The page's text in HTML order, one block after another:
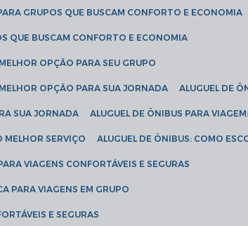
GRUPOS QUE BUSCAM CONFORTO E ECONOMIA
QUE BUSCAM CONFORTO E ECONOMIA
OPÇÃO PARA SEU GRUPO
OPÇÃO PARA SUA JORNADA ALUGUEL DE
SUA JORNADA ALUGUEL DE ÔNIBUS PARA
MELHOR SERVIÇO ALUGUEL DE ÔNIBUS: COMO
VIAGENS CONFORTÁVEIS E SEGURAS
PARA VIAGENS EM GRUPO
E SEGURAS